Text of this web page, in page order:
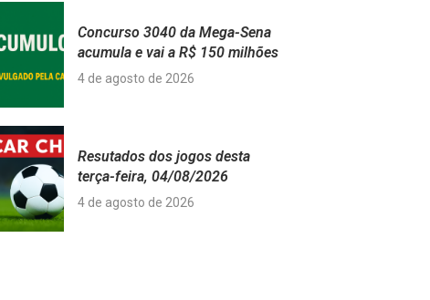
Concurso 3040 da Mega-Sena
acumula e vai a R$ 150 milhões
4 de agosto de 2026
Resutados dos jogos desta
terça-feira, 04/08/2026
4 de agosto de 2026